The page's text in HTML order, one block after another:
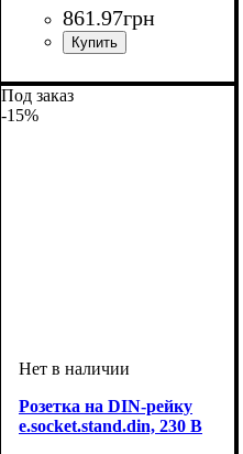
861.97грн
Под заказ
-15%
Розетка на DIN-рейку
e.socket.stand.din, 230 В